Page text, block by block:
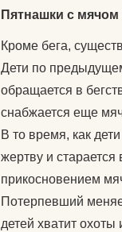
Пятнашки с мячом
Кроме бега,
Дети по
обращается в
снабжается еще
В то время, как
жертву и старается
прикосновением
Потерпевший
детей хватит охоты